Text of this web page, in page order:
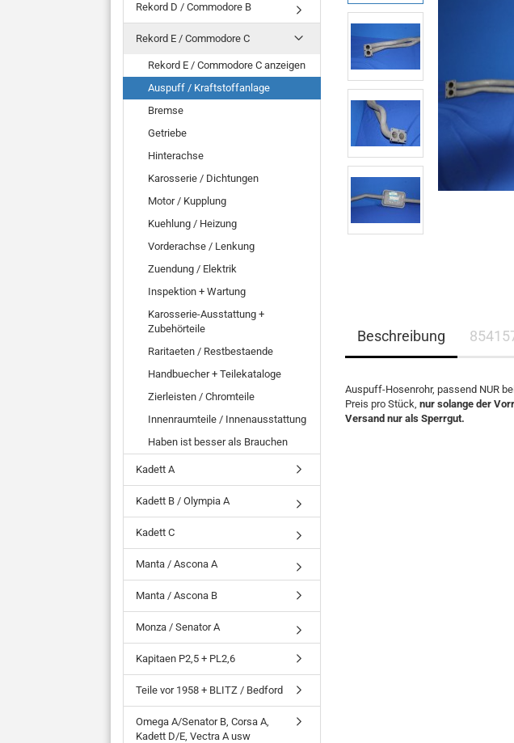
Beschreibung
Auspuff-Hosenrohr, passend NUR
Preis pro Stück, nur solange der
Versand nur als Sperrgut.
Rekord D / Commodore B
Rekord E / Commodore C
Rekord E / Commodore C anzeigen
Auspuff / Kraftstoffanlage
Bremse
Getriebe
Hinterachse
Karosserie / Dichtungen
Motor / Kupplung
Kuehlung / Heizung
Vorderachse / Lenkung
Zuendung / Elektrik
Inspektion + Wartung
Karosserie-Ausstattung +
Zubehörteile
Raritaeten / Restbestaende
Handbuecher + Teilekataloge
Zierleisten / Chromteile
Innenraumteile / Innenausstattung
Haben ist besser als Brauchen
Kadett A
Kadett B / Olympia A
Kadett C
Manta / Ascona A
Manta / Ascona B
Monza / Senator A
Kapitaen P2,5 + PL2,6
Teile vor 1958 + BLITZ / Bedford
Omega A/Senator B, Corsa A,
Kadett D/E, Vectra A usw